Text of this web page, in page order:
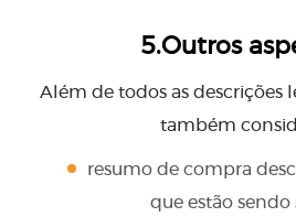
5.Outros
Além de todos as descrições
também
resumo de compra
que estão sendo